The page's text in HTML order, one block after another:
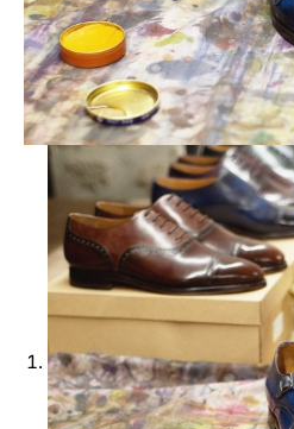
Ajouter à ma Kyft list